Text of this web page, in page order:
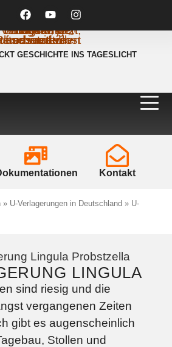
GESCHICHTE INS TAGESLICHT
Kontakt
» U-Verlagerungen in Deutschland » U-
LINGULA
sind riesig und die
vergangenen Zeiten
gibt es augenscheinlich
Stollen und